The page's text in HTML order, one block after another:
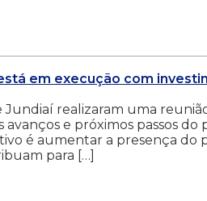
em execução com
realizaram uma
e próximos passos
é aumentar a presença
para […]